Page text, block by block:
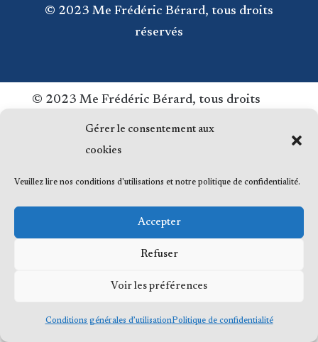
Gérer le consentement aux
cookies
Veuillez lire nos conditions d'utilisations et notre politique de confidentialité.
Accepter
Refuser
Voir les préférences
Conditions générales d’utilisationPolitique de confidentialité
© 2023 Me Frédéric Bérard, tous droits
réservés
© 2023 Me Frédéric Bérard, tous droits